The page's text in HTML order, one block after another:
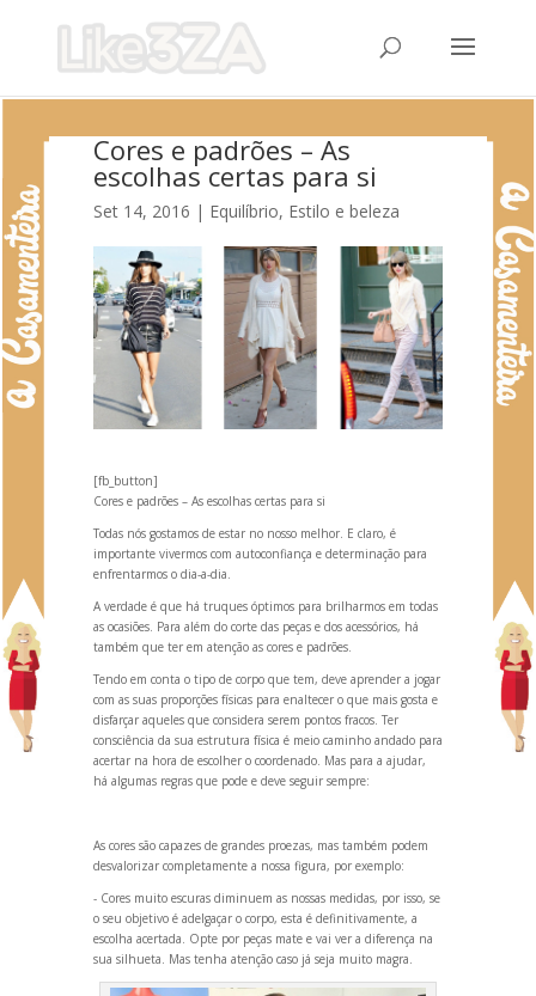
Cores e padrões – As
escolhas certas para si
Set 14, 2016 | Equilíbrio, Estilo e beleza
[fb_button]
Cores e padrões – As escolhas certas para si
Todas nós gostamos de estar no nosso melhor. E claro, é
importante vivermos com autoconfiança e determinação para
enfrentarmos o dia-a-dia.
A verdade é que há truques óptimos para brilharmos em todas
as ocasiões. Para além do corte das peças e dos acessórios, há
também que ter em atenção as cores e padrões.
Tendo em conta o tipo de corpo que tem, deve aprender a jogar
com as suas proporções físicas para enaltecer o que mais gosta e
disfarçar aqueles que considera serem pontos fracos. Ter
consciência da sua estrutura física é meio caminho andado para
acertar na hora de escolher o coordenado. Mas para a ajudar,
há algumas regras que pode e deve seguir sempre:
As cores são capazes de grandes proezas, mas também podem
desvalorizar completamente a nossa figura, por exemplo:
- Cores muito escuras diminuem as nossas medidas, por isso, se
o seu objetivo é adelgaçar o corpo, esta é definitivamente, a
escolha acertada. Opte por peças mate e vai ver a diferença na
sua silhueta. Mas tenha atenção caso já seja muito magra.